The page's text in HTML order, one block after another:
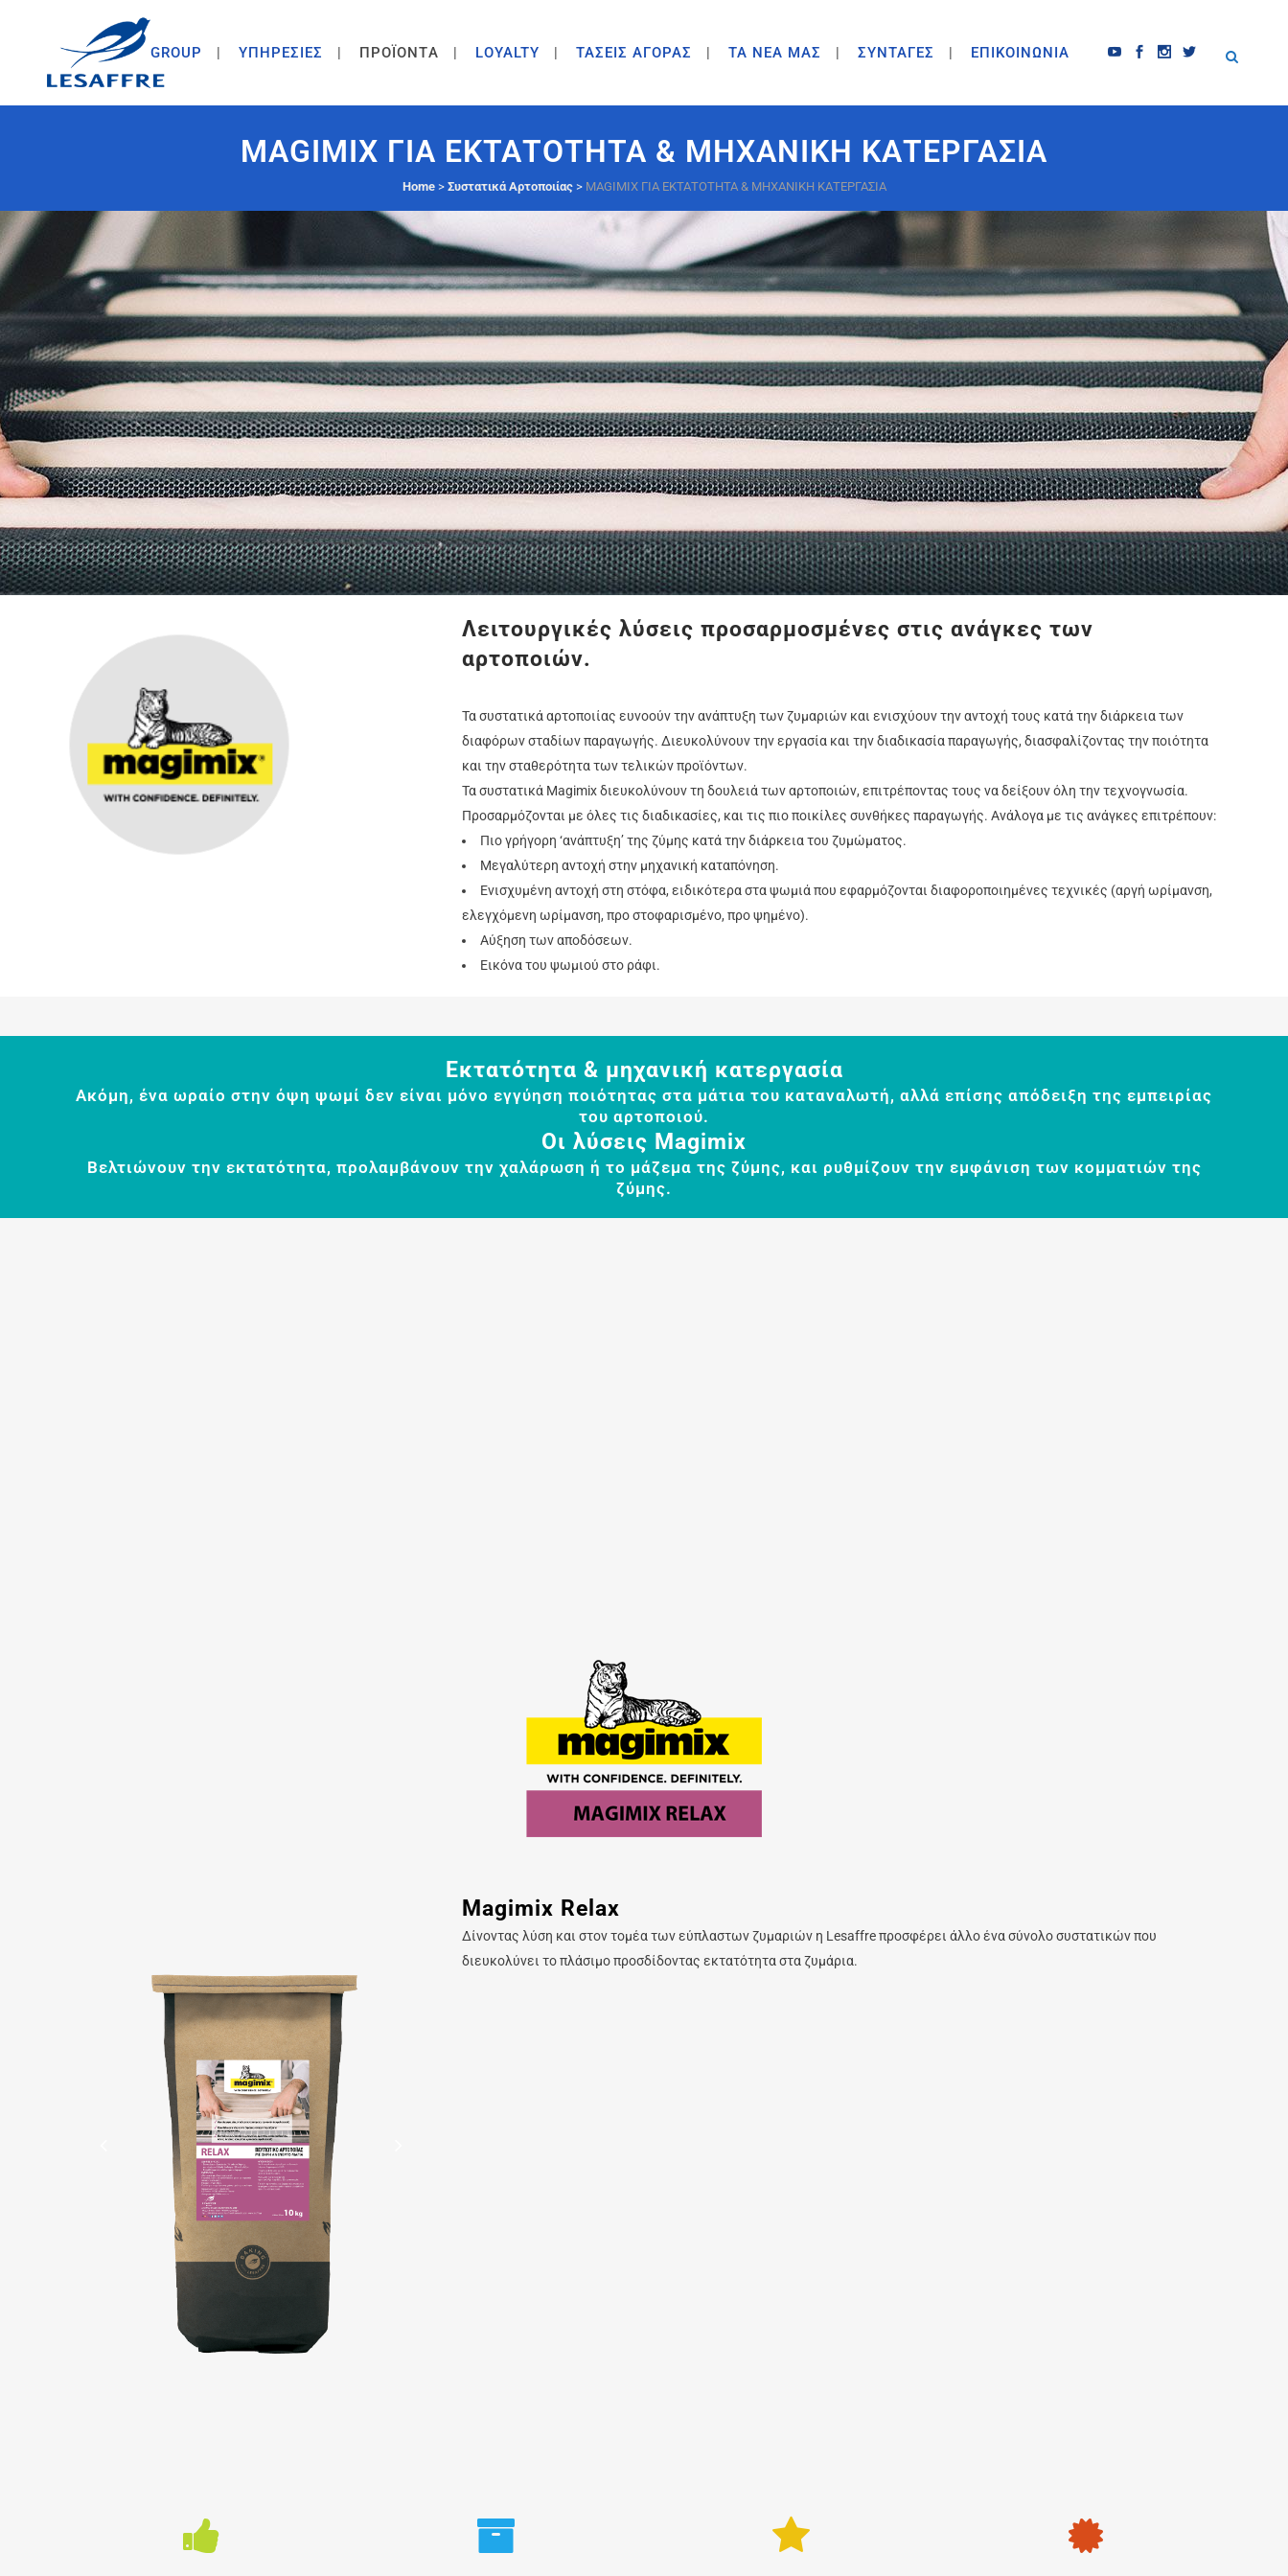
GROUP ΥΠΗΡΕΣΙΕΣ ΠΡΟΪΟΝΤA LOYALTY ΤΑΣΕΙΣ ΑΓΟΡΑΣ ΤΑ ΝΕΑ ΜΑΣ ΣΥΝΤΑΓΕΣ ΕΠΙΚΟΙΝΩΝΙΑ
MAGIMIX ΓΙΑ ΕΚΤΑΤΟΤΗΤΑ & ΜΗΧΑΝΙΚΗ ΚΑΤΕΡΓΑΣΙΑ
Home> Συστατικά Αρτοποιίας> MAGIMIX ΓΙΑ ΕΚΤΑΤΟΤΗΤΑ & ΜΗΧΑΝΙΚΗ ΚΑΤΕΡΓΑΣΙΑ
Λειτουργικές λύσεις προσαρμοσμένες στις ανάγκες των
αρτοποιών.
Τα συστατικά αρτοποιίας ευνοούν την ανάπτυξη των ζυμαριών και ενισχύουν την αντοχή τους κατά την διάρκεια των
διαφόρων σταδίων παραγωγής. Διευκολύνουν την εργασία και την διαδικασία παραγωγής, διασφαλίζοντας την ποιότητα
και την σταθερότητα των τελικών προϊόντων.
Τα συστατικά Magimix διευκολύνουν τη δουλειά των αρτοποιών, επιτρέποντας τους να δείξουν όλη την τεχνογνωσία.
Προσαρμόζονται με όλες τις διαδικασίες, και τις πιο ποικίλες συνθήκες παραγωγής. Ανάλογα με τις ανάγκες επιτρέπουν:
Πιο γρήγορη ‘ανάπτυξη’ της ζύμης κατά την διάρκεια του ζυμώματος.
Μεγαλύτερη αντοχή στην μηχανική καταπόνηση.
Ενισχυμένη αντοχή στη στόφα, ειδικότερα στα ψωμιά που εφαρμόζονται διαφοροποιημένες τεχνικές (αργή ωρίμανση,
ελεγχόμενη ωρίμανση, προ στοφαρισμένο, προ ψημένο).
Αύξηση των αποδόσεων.
Εικόνα του ψωμιού στο ράφι.
Εκτατότητα & μηχανική κατεργασία
Ακόμη, ένα ωραίο στην όψη ψωμί δεν είναι μόνο εγγύηση ποιότητας στα μάτια του καταναλωτή, αλλά επίσης απόδειξη της εμπειρίας
του αρτοποιού.
Οι λύσεις Magimix
Βελτιώνουν την εκτατότητα, προλαμβάνουν την χαλάρωση ή το μάζεμα της ζύμης, και ρυθμίζουν την εμφάνιση των κομματιών της
ζύμης.
Magimix Relax
Δίνοντας λύση και στον τομέα των εύπλαστων ζυμαριών η Lesaffre προσφέρει άλλο ένα σύνολο συστατικών που
διευκολύνει το πλάσιμο προσδίδοντας εκτατότητα στα ζυμάρια.